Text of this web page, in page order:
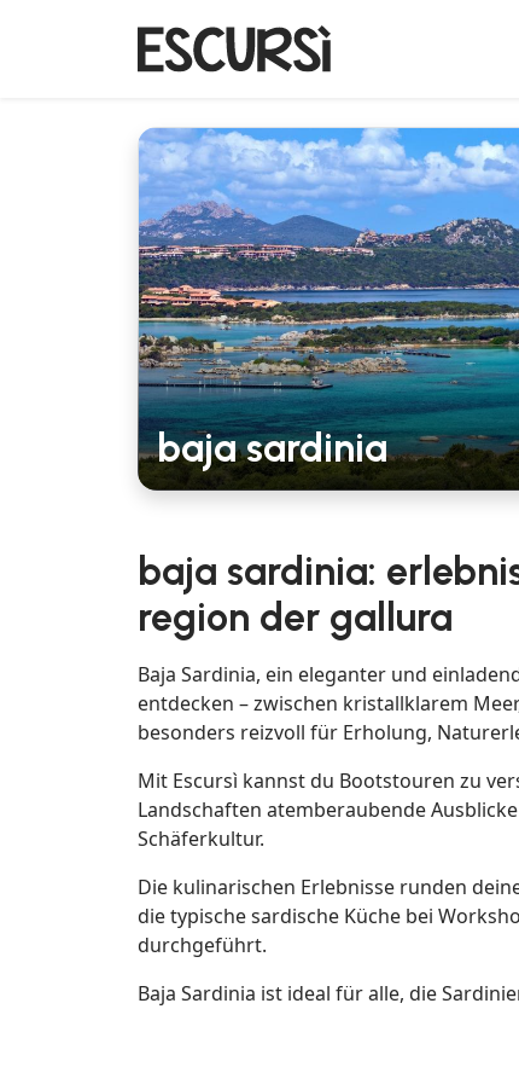
baja sardinia
baja sardinia:
region der gallura
Baja Sardinia, ein eleganter und
entdecken – zwischen kristallklarem
besonders reizvoll für Erholung,
Mit Escursì kannst du Bootstouren zu
Landschaften atemberaubende
Schäferkultur.
Die kulinarischen Erlebnisse runden
die typische sardische Küche bei
durchgeführt.
Baja Sardinia ist ideal für alle, die